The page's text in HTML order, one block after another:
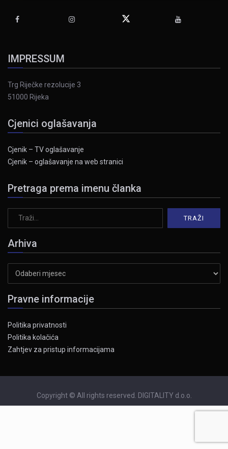
IMPRESSUM
Trg Riječke rezolucije 3
51000 Rijeka
Cjenici oglašavanja
Cjenik – TV oglašavanje
Cjenik – oglašavanje na web stranici
Pretraga prema imenu članka
Arhiva
Pravne informacije
Politika privatnosti
Politika kolačića
Zahtjev za pristup informacijama
Copyright © All rights reserved. DIGITALITY d.o.o.